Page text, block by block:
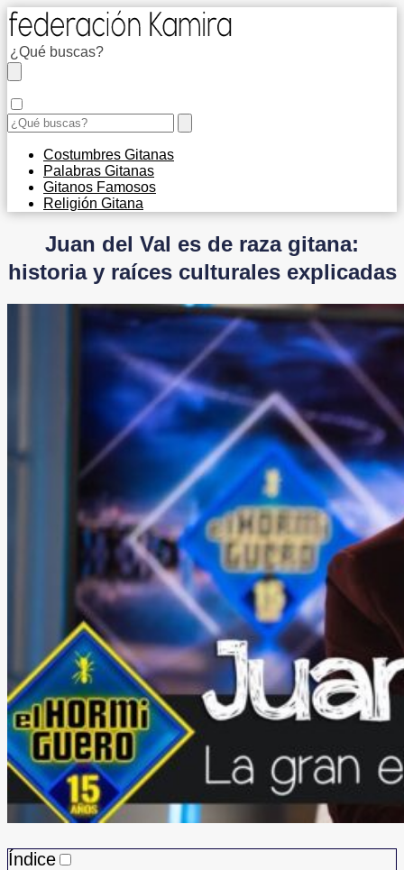
Costumbres Gitanas
Palabras Gitanas
Gitanos Famosos
Religión Gitana
Juan del Val es de raza gitana:
historia y raíces culturales explicadas
Índice